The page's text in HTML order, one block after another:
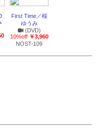
First Time／桜
ゆうみ
(DVD)
10%off ￥3,960
NOST-109